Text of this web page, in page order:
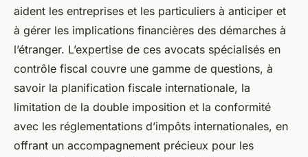
aident les entreprises et les particuliers à anticiper et
à gérer les implications financières des démarches à
l’étranger. L’expertise de ces avocats spécialisés en
contrôle fiscal couvre une gamme de questions, à
savoir la planification fiscale internationale, la
limitation de la double imposition et la conformité
avec les réglementations d’impôts internationales, en
offrant un accompagnement précieux pour les